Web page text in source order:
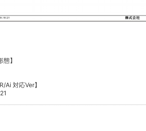
態】
Ai 対応Ver】